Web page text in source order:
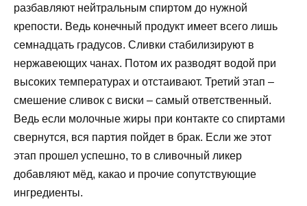
разбавляют нейтральным спиртом до нужной
крепости. Ведь конечный продукт имеет всего лишь
семнадцать градусов. Сливки стабилизируют в
нержавеющих чанах. Потом их разводят водой при
высоких температурах и отстаивают. Третий этап –
смешение сливок с виски – самый ответственный.
Ведь если молочные жиры при контакте со спиртами
свернутся, вся партия пойдет в брак. Если же этот
этап прошел успешно, то в сливочный ликер
добавляют мёд, какао и прочие сопутствующие
ингредиенты.